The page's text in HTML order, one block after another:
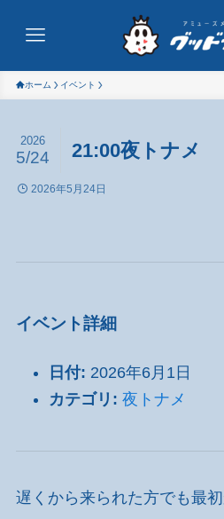
ホーム イベント
21:00夜トナメ
2026
5/24
2026年5月24日
イベント詳細
日付: 2026年6月1日
カテゴリ: 夜トナメ
遅くから来られた方でも最